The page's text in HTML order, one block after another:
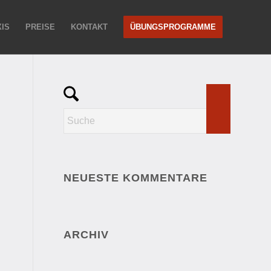
PREISE KONTAKT ÜBUNGSPROGRAMME
NEUESTE KOMMENTARE
ARCHIV